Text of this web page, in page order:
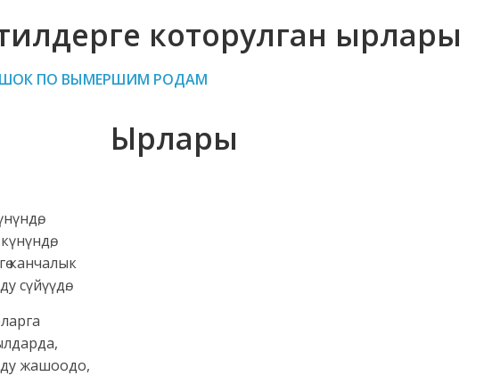
которулган ырлары
ПО ВЫМЕРШИМ РОДАМ
Ырлары
канчалык
сүйүүдө.
жашоодо,